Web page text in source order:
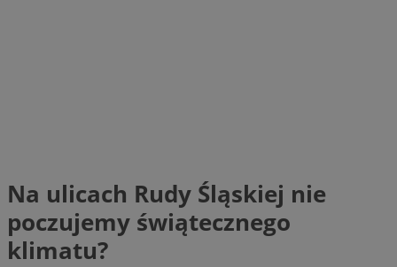
Na ulicach Rudy Śląskiej nie
poczujemy świątecznego
klimatu?